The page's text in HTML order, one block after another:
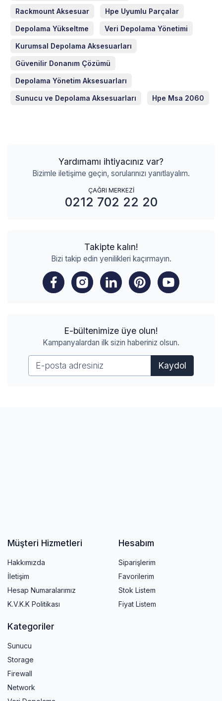
Rackmount Aksesuar Hpe Uyumlu Parçalar
Depolama Yükseltme Veri Depolama Yönetimi
Kurumsal Depolama Aksesuarları
Güvenilir Donanım Çözümü
Depolama Yönetim Aksesuarları
Sunucu ve Depolama Aksesuarları Hpe Msa 2060
Yardımamı ihtiyacınız var?
Bizimle iletişime geçin, sorularınızı yanıtlayalım.
ÇAĞRI MERKEZİ
0212 702 22 20
Takipte kalın!
Bizi takip edin yenilikleri kaçırmayın.
E-bültenimize üye olun!
Kampanyalardan ilk sizin haberiniz olsun.
Kaydol
Müşteri Hizmetleri
Hakkımızda
İletişim
Hesap Numaralarımız
K.V.K.K Politikası
Hesabım
Siparişlerim
Favorilerim
Stok Listem
Fiyat Listem
Kategoriler
Sunucu
Storage
Firewall
Network